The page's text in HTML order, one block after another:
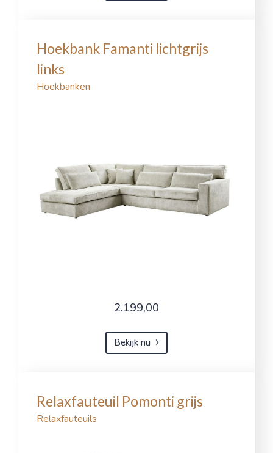
Hoekbank Famanti lichtgrijs
links
Hoekbanken
2.199,00
Bekijk nu
Relaxfauteuil Pomonti grijs
Relaxfauteuils